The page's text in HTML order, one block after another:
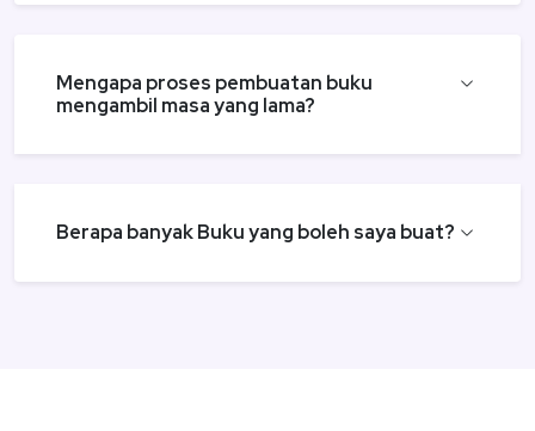
Mengapa proses pembuatan buku
mengambil masa yang lama?
Berapa banyak Buku yang boleh saya buat?